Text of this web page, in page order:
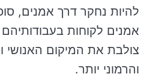
להיות נחקר דרך אמנים,
אמנים לקוחות
צולבת את המיקום האנושי
והרמוני יותר.